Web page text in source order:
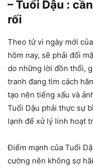
– Tuổi Dậu :
rối
Theo tử vi ngày mới
hôm nay, sẽ phải đối
do những lời đồn thổi,
tranh đang tìm cách
tạo nên tiếng xấu và
Tuổi Dậu phải thực sự
lạnh để xử lý linh hoạt
Điểm mạnh của Tuổi
cường nên không sợ